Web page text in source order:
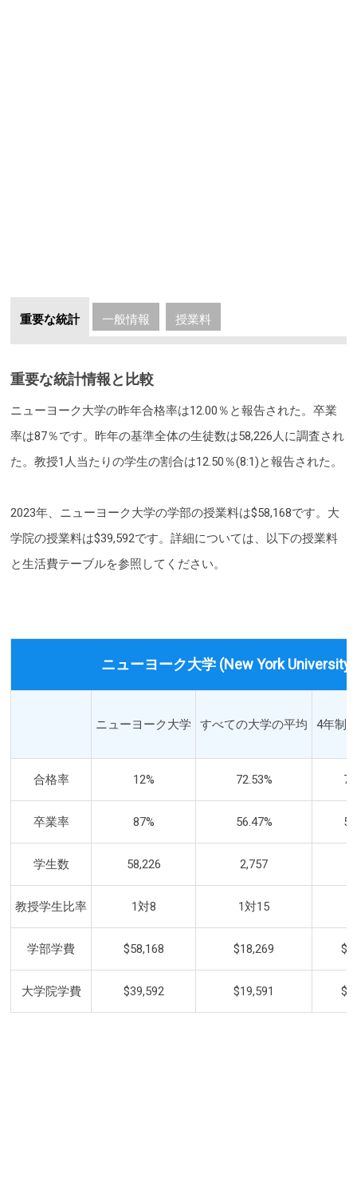
重要な統計 一般情報 授業料
重要な統計情報と比較
ニューヨーク大学の昨年合格率は12.00％と報告された。卒業
率は87％です。昨年の基準全体の生徒数は58,226人に調査され
た。教授1人当たりの学生の割合は12.50％(8:1)と報告された。
2023年、ニューヨーク大学の学部の授業料は$58,168です。大
学院の授業料は$39,592です。詳細については、以下の授業料
と生活費テーブルを参照してください。
ニューヨーク大学 (New York
ニューヨーク大学 すべての大学の平均 4年制
合格率 12% 72.53%
卒業率 87% 56.47%
学生数 58,226 2,757
教授学生比率 1対8 1対15
学部学費 $58,168 $18,269
大学院学費 $39,592 $19,591